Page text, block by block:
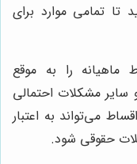
تا تمامی موارد برای
ماهیانه را به موقع
سایر مشکلات احتمالی
می‌تواند به اعتبار
حقوقی شود.